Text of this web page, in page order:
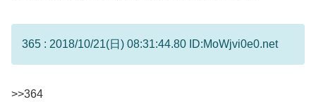
365 : 2018/10/21(日) 08:31:44.80 ID:MoWjvi0e0.net
>>364